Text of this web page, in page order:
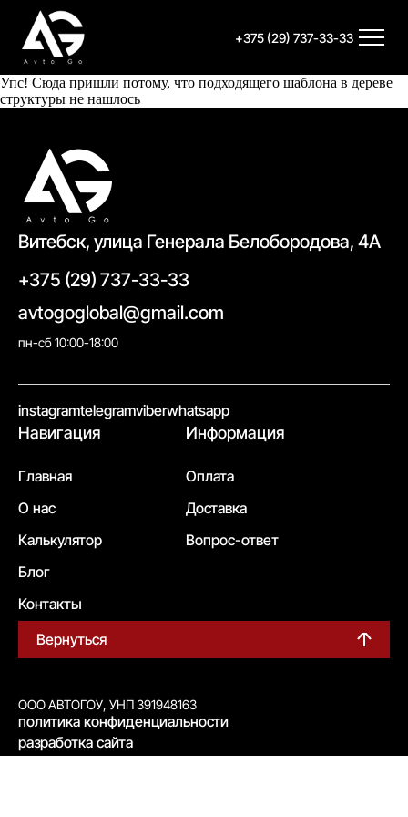
+375 (29) 737-33-33
Упс! Сюда пришли потому, что подходящего шаблона в дереве
структуры не нашлось
Витебск, улица Генерала Белобородова, 4А
+375 (29) 737-33-33
avtogoglobal@gmail.com
пн-сб 10:00-18:00
instagramtelegramviberwhatsapp
Навигация
Главная
О нас
Калькулятор
Блог
Контакты
Информация
Оплата
Доставка
Вопрос-ответ
Вернуться
ООО АВТОГОУ, УНП 391948163
политика конфиденциальности
разработка сайта